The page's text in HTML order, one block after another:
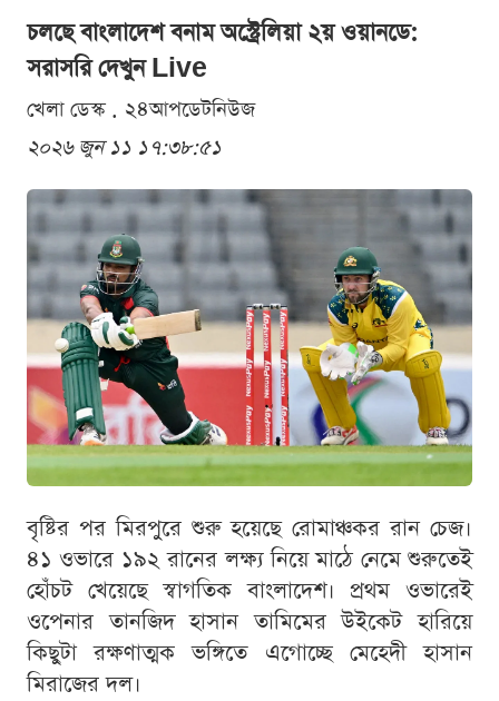
চলছে বাংলাদেশ বনাম অস্ট্রেলিয়া ২য় ওয়ানডে:
সরাসরি দেখুন Live
খেলা ডেস্ক . ২৪আপডেটনিউজ
২০২৬ জুন ১১ ১৭:৩৮:৫১
বৃষ্টির পর মিরপুরে শুরু হয়েছে রোমাঞ্চকর রান চেজ।
৪১ ওভারে ১৯২ রানের লক্ষ্য নিয়ে মাঠে নেমে শুরুতেই
হোঁচট খেয়েছে স্বাগতিক বাংলাদেশ। প্রথম ওভারেই
ওপেনার তানজিদ হাসান তামিমের উইকেট হারিয়ে
কিছুটা রক্ষণাত্মক ভঙ্গিতে এগোচ্ছে মেহেদী হাসান
মিরাজের দল।